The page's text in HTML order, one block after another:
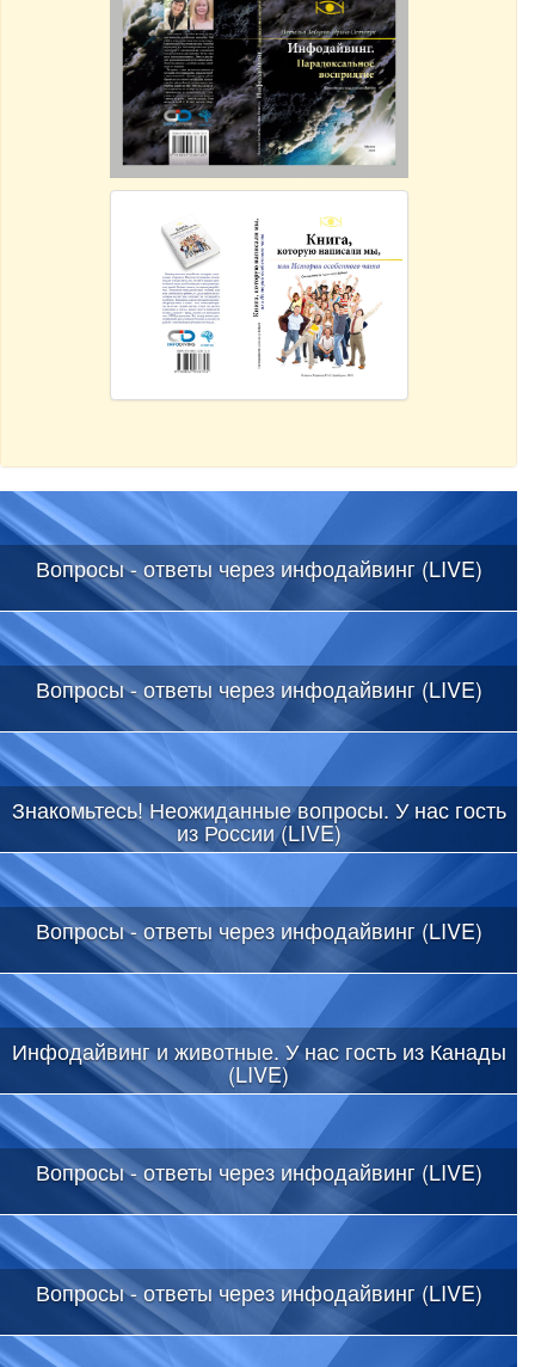
Вопросы - ответы через инфодайвинг (LIVE)
Вопросы - ответы через инфодайвинг (LIVE)
Знакомьтесь! Неожиданные вопросы. У нас гость
из России (LIVE)
Вопросы - ответы через инфодайвинг (LIVE)
Инфодайвинг и животные. У нас гость из Канады
(LIVE)
Вопросы - ответы через инфодайвинг (LIVE)
Вопросы - ответы через инфодайвинг (LIVE)